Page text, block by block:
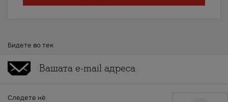
Бидете во тек
Следете нè